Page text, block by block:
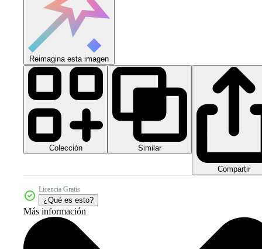
Reimagina esta imagen
Colección Similar
Compartir
Licencia Gratis
¿Qué es esto?
Más información